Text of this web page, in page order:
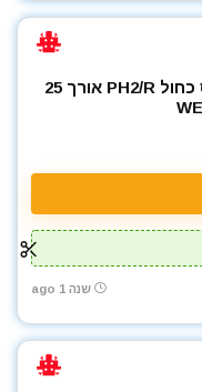
100 יח' ביט לגבס כחול PH2/R אורך 25
שנה 1 ago